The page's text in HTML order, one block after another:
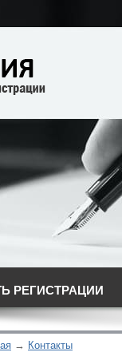
РЕГИСТРАЦИИ
Контакты